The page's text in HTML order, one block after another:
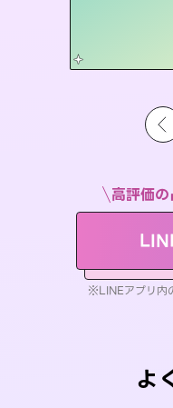
高評価
※LINEアプリ内
よ